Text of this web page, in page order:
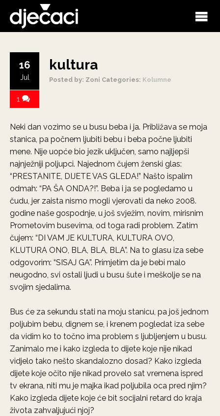
kultura
Posted by: Zoni Categories: Kolumne
16
Jul
1
Neki dan vozimo se u busu beba i ja. Približava se moja
stanica, pa počnem ljubiti bebu i beba počne ljubiti
mene. Nije uopće bio jezik uključen, samo najljepši
najnježniji poljupci. Najednom čujem ženski glas:
“PRESTANITE, DIJETE VAS GLEDA!” Našto ispalim
odmah: “PA ŠA ONDA?!”. Beba i ja se pogledamo u
čudu, jer zaista nismo mogli vjerovati da neko 2008.
godine naše gospodnje, u još svježim, novim, mirisnim
Prometovim busevima, od toga radi problem. Zatim
čujem: “DI VAM JE KULTURA, KULTURA OVO,
KLUTURA ONO, BLA, BLA, BLA”. Na to glasu iza sebe
odgovorim: “SISAJ GA”. Primjetim da je bebi malo
neugodno, svi ostali ljudi u busu šute i meškolje se na
svojim sjedalima.
Bus će za sekundu stati na moju stanicu, pa još jednom
poljubim bebu, dignem se, i krenem pogledat iza sebe
da vidim ko to točno ima problem s ljubljenjem u busu.
Zanimalo me i kako izgleda to dijete koje nije nikad
vidjelo tako nešto skandalozno dosad? Kako izgleda
dijete koje očito nije nikad provelo sat vremena ispred
tv ekrana, niti mu je majka ikad poljubila oca pred njim?
Kako izgleda dijete koje će bit socijalni retard do kraja
života zahvaljujući njoj?